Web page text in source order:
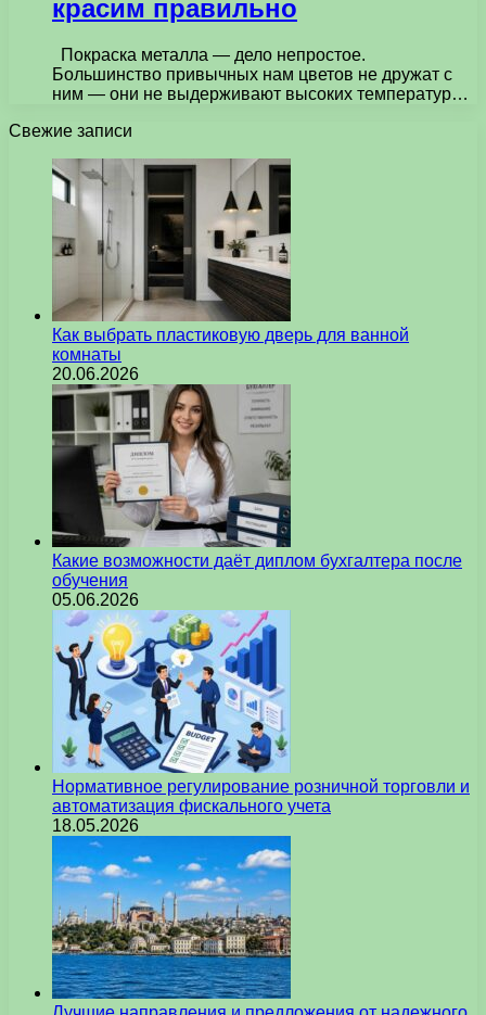
красим правильно
Покраска металла — дело непростое.
Большинство привычных нам цветов не дружат с
ним — они не выдерживают высоких температур…
Свежие записи
Как выбрать пластиковую дверь для ванной
комнаты
20.06.2026
Какие возможности даёт диплом бухгалтера после
обучения
05.06.2026
Нормативное регулирование розничной торговли и
автоматизация фискального учета
18.05.2026